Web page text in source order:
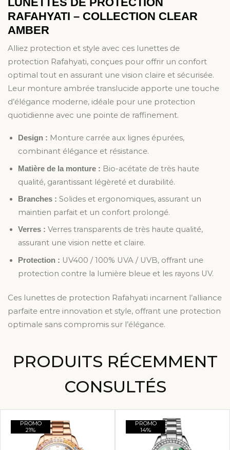
RAFAHYATI – COLLECTION CLEAR
AMBER
Alliez protection et style avec ces lunettes de
protection Rafahyati, conçues pour offrir un confort
optimal tout en assurant une vision claire et sécurisée.
Leur monture ambrée translucide apporte une touche
d’élégance moderne, idéale pour une protection
quotidienne avec une pointe de raffinement.
Design : Monture carrée aux lignes épurées,
combinant élégance et résistance.
Matière de la monture : Bio-acétate de très haute
qualité, garantissant légèreté et durabilité.
Branches : Solides et ergonomiques, assurant un
maintien parfait et un confort prolongé.
Verres : Verres transparents de très haute qualité,
assurant une vision nette et claire.
Protection : UV400 / 100% UVA / UVB, offrant une
protection contre la lumière bleue et les rayons UV.
Ces lunettes de protection Rafahyati incarnent l’alliance
parfaite entre innovation et style, offrant une protection
optimale sans compromis sur l’élégance.
PRODUITS RÉCEMMENT
CONSULTÉS
PROMO
21%
PROMO
14%